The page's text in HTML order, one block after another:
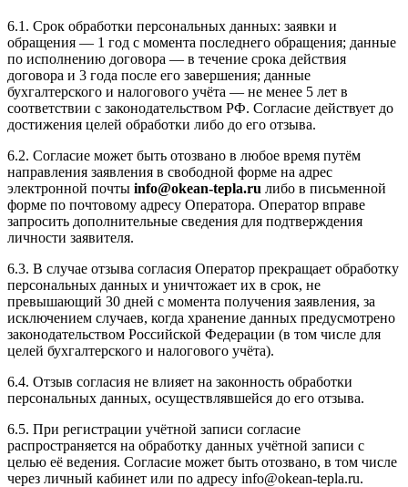
6.1. Срок обработки персональных данных: заявки и
обращения — 1 год с момента последнего обращения; данные
по исполнению договора — в течение срока действия
договора и 3 года после его завершения; данные
бухгалтерского и налогового учёта — не менее 5 лет в
соответствии с законодательством РФ. Согласие действует до
достижения целей обработки либо до его отзыва.
6.2. Согласие может быть отозвано в любое время путём
направления заявления в свободной форме на адрес
электронной почты info@okean-tepla.ru либо в письменной
форме по почтовому адресу Оператора. Оператор вправе
запросить дополнительные сведения для подтверждения
личности заявителя.
6.3. В случае отзыва согласия Оператор прекращает обработку
персональных данных и уничтожает их в срок, не
превышающий 30 дней с момента получения заявления, за
исключением случаев, когда хранение данных предусмотрено
законодательством Российской Федерации (в том числе для
целей бухгалтерского и налогового учёта).
6.4. Отзыв согласия не влияет на законность обработки
персональных данных, осуществлявшейся до его отзыва.
6.5. При регистрации учётной записи согласие
распространяется на обработку данных учётной записи с
целью её ведения. Согласие может быть отозвано, в том числе
через личный кабинет или по адресу info@okean-tepla.ru.